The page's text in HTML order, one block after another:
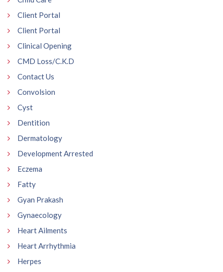
Client Portal
Client Portal
Clinical Opening
CMD Loss/C.K.D
Contact Us
Convolsion
Cyst
Dentition
Dermatology
Development Arrested
Eczema
Fatty
Gyan Prakash
Gynaecology
Heart Ailments
Heart Arrhythmia
Herpes